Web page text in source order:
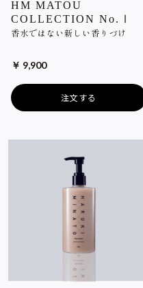
HM MATOU
COLLECTION No.Ⅰ
香水ではない新しい香りづけ
￥ 9,900
注文する